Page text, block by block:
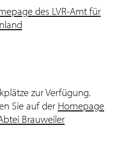
des LVR-Amt für
zur Verfügung.
Sie auf der Homepage
Brauweiler